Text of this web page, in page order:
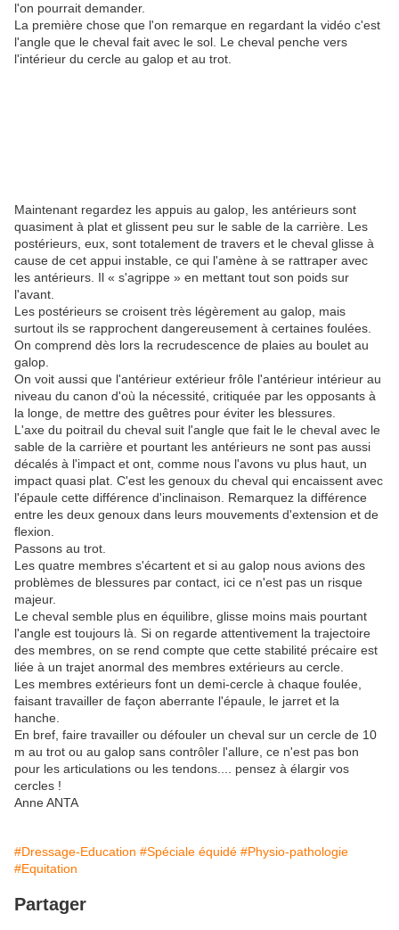
l'on pourrait demander.
La première chose que l'on remarque en regardant la vidéo c'est
l'angle que le cheval fait avec le sol. Le cheval penche vers
l'intérieur du cercle au galop et au trot.
Maintenant regardez les appuis au galop, les antérieurs sont
quasiment à plat et glissent peu sur le sable de la carrière. Les
postérieurs, eux, sont totalement de travers et le cheval glisse à
cause de cet appui instable, ce qui l'amène à se rattraper avec
les antérieurs. Il « s'agrippe » en mettant tout son poids sur
l'avant.
Les postérieurs se croisent très légèrement au galop, mais
surtout ils se rapprochent dangereusement à certaines foulées.
On comprend dès lors la recrudescence de plaies au boulet au
galop.
On voit aussi que l'antérieur extérieur frôle l'antérieur intérieur au
niveau du canon d'où la nécessité, critiquée par les opposants à
la longe, de mettre des guêtres pour éviter les blessures.
L'axe du poitrail du cheval suit l'angle que fait le le cheval avec le
sable de la carrière et pourtant les antérieurs ne sont pas aussi
décalés à l'impact et ont, comme nous l'avons vu plus haut, un
impact quasi plat. C'est les genoux du cheval qui encaissent avec
l'épaule cette différence d'inclinaison. Remarquez la différence
entre les deux genoux dans leurs mouvements d'extension et de
flexion.
Passons au trot.
Les quatre membres s'écartent et si au galop nous avions des
problèmes de blessures par contact, ici ce n'est pas un risque
majeur.
Le cheval semble plus en équilibre, glisse moins mais pourtant
l'angle est toujours là. Si on regarde attentivement la trajectoire
des membres, on se rend compte que cette stabilité précaire est
liée à un trajet anormal des membres extérieurs au cercle.
Les membres extérieurs font un demi-cercle à chaque foulée,
faisant travailler de façon aberrante l'épaule, le jarret et la
hanche.
En bref, faire travailler ou défouler un cheval sur un cercle de 10
m au trot ou au galop sans contrôler l'allure, ce n'est pas bon
pour les articulations ou les tendons.... pensez à élargir vos
cercles !
Anne ANTA
#Dressage-Education #Spéciale équidé #Physio-pathologie
#Equitation
Partager